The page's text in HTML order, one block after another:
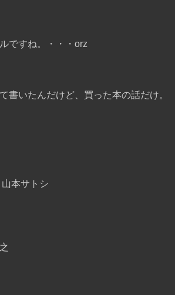
ですね。・・・orz
書いたんだけど、買った本の話だけ。
本サトシ